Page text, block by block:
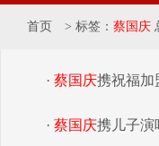
首页 > 标签： 蔡国庆
· 蔡国庆携祝福加
· 蔡国庆携儿子演